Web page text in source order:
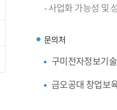
- 사업화 가능성 및
문의처
구미전자정보기
금오공대 창업보